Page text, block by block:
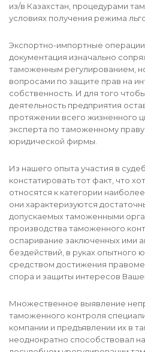
из/в Казахстан, процедурами
условиях получения режима
Экспортно-импортные
документация изначально
таможенным регулированием,
вопросами по защите прав на
собственность. И для того
деятельность предприятия
протяжении всего жизненного
эксперта по таможенному
юридической фирмы.
Из нашего опыта участия в
констатировать тот факт, что
относятся к категории
они характеризуются
допускаемых таможенными
производства таможенного
оспаривание заключенных ими
бездействий, в руках опытного
средством достижения
спора и защиты интересов
Множественное выявление
таможенного контроля
компании и предъявлении их в
неоднократно способствовал